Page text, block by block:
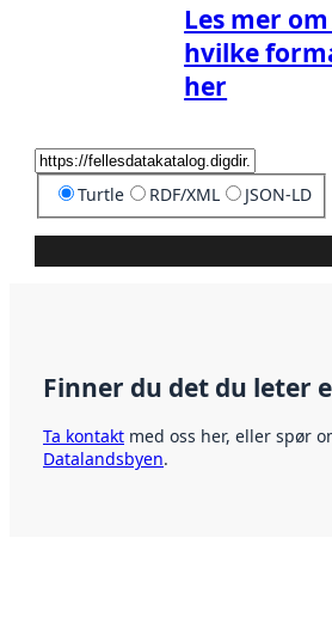
Les mer om
hvilke
her
Turtle RDF/XML JSON-LD
Finner du det du leter
Ta kontakt med oss her, eller spør
Datalandsbyen.